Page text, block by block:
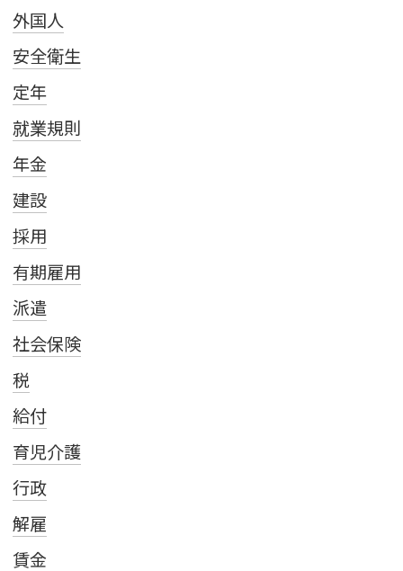
外国人
安全衛生
定年
就業規則
年金
建設
採用
有期雇用
派遣
社会保険
税
給付
育児介護
行政
解雇
賃金